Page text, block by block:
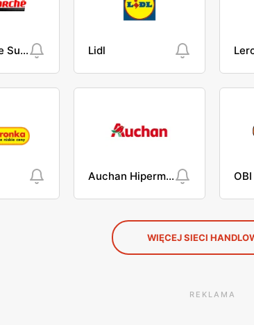
Intermarche Super Lidl
Auchan Hipermarket OBI
WIĘCEJ SIECI
REKLAMA